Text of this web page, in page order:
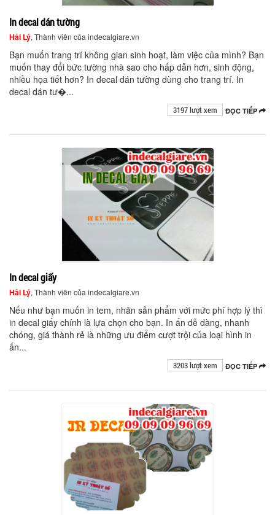
In decal dán tường
Hải Lý, Thành viên của indecalgiare.vn
Bạn muốn trang trí không gian sinh hoạt, làm việc của mình? Bạn
muốn thay đổi bức tường nhà sao cho hấp dẫn hơn, sinh động,
nhiều họa tiết hơn? In decal dán tường dùng cho trang trí. In
decal dán tư�...
ĐỌC TIẾP
3197 lượt xem
In decal giấy
Hải Lý, Thành viên của indecalgiare.vn
Nếu như bạn muốn in tem, nhãn sản phẩm với mức phí hợp lý thì
in decal giấy chính là lựa chọn cho bạn. In ấn dễ dàng, nhanh
chóng, giá thành rẻ là những ưu điểm cượt trội của loại hình in
ấn...
ĐỌC TIẾP
3203 lượt xem